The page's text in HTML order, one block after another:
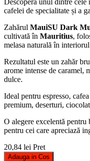
cafelei de specialitate și a
Zahărul MauiSU Dark
cultivată în Mauritius,
melasa naturală în
Rezultatul este un zahăr
arome intense de caramel,
dulce.
Ideal pentru espresso,
premium, deserturi,
O alegere excelentă pentru
pentru cei care apreciază
20,84 lei Pret
Adauga in Cos